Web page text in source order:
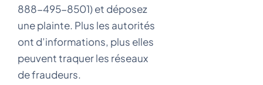
888-495-8501) et déposez
une plainte. Plus les autorités
ont d’informations, plus elles
peuvent traquer les réseaux
de fraudeurs.